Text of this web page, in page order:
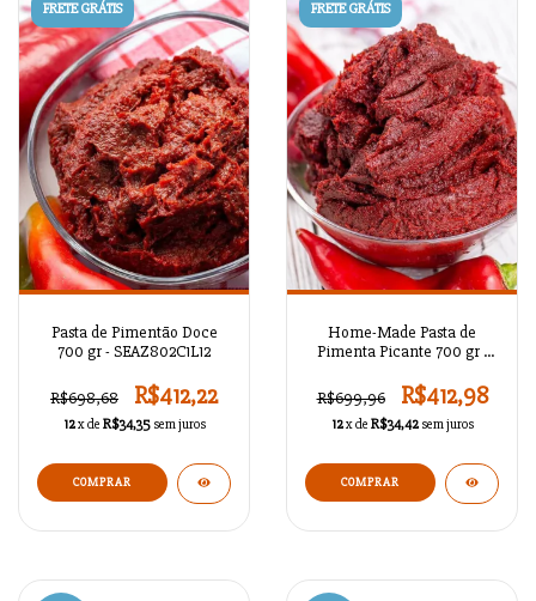
FRETE GRÁTIS
Pasta de Pimentão Doce
700 gr - SEAZ802C1L12
R$698,68 R$412,22
12x de R$34,35 sem juros
FRETE GRÁTIS
Home-Made Pasta de
Pimenta Picante 700 gr -
R$699,96
R$412,98
12x de R$34,42 sem juros